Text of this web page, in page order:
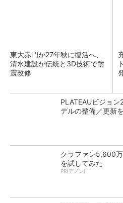
東大赤門が27年秋に復活へ、
清水建設が伝統と3D技術で耐
震改修
PLATEAUビジョ
デルの整備／更新
クラファン5,600
を試してみた
PR(デノン)